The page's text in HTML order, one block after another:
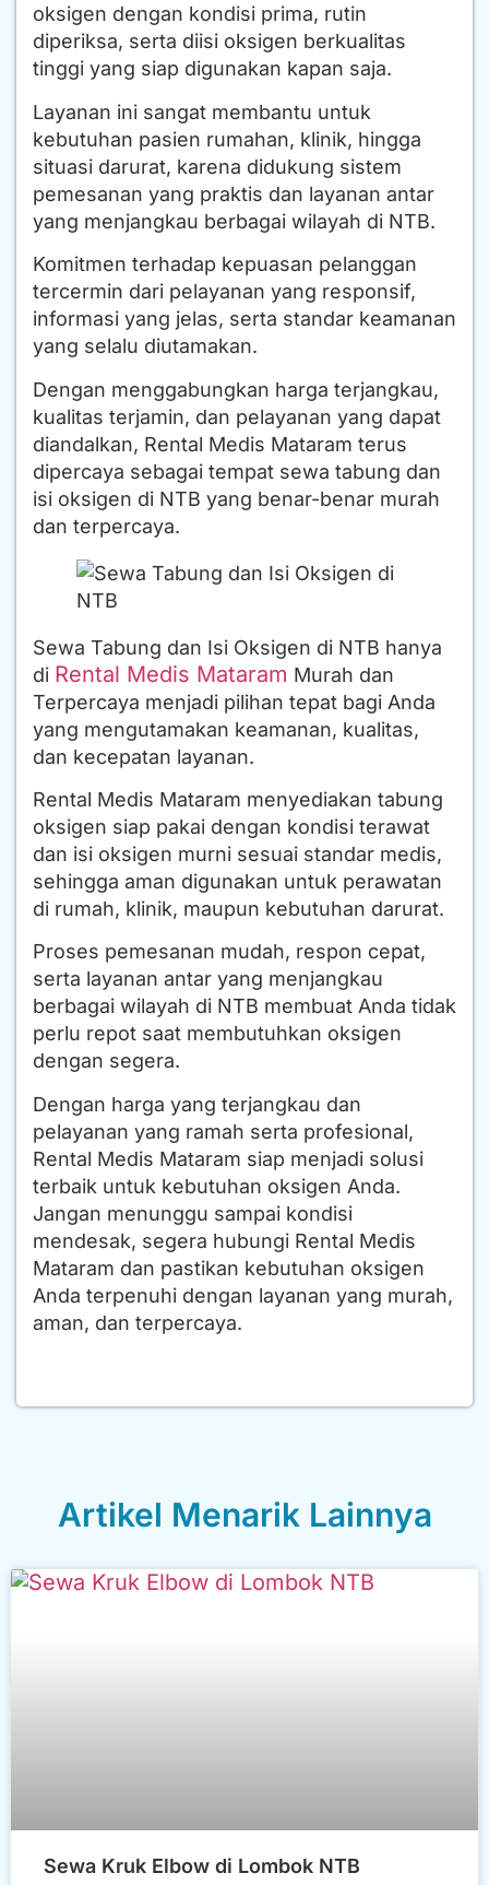
oksigen dengan kondisi prima, rutin
diperiksa, serta diisi oksigen berkualitas
tinggi yang siap digunakan kapan saja.
Layanan ini sangat membantu untuk
kebutuhan pasien rumahan, klinik, hingga
situasi darurat, karena didukung sistem
pemesanan yang praktis dan layanan antar
yang menjangkau berbagai wilayah di NTB.
Komitmen terhadap kepuasan pelanggan
tercermin dari pelayanan yang responsif,
informasi yang jelas, serta standar keamanan
yang selalu diutamakan.
Dengan menggabungkan harga terjangkau,
kualitas terjamin, dan pelayanan yang dapat
diandalkan, Rental Medis Mataram terus
dipercaya sebagai tempat sewa tabung dan
isi oksigen di NTB yang benar-benar murah
dan terpercaya.
Sewa Tabung dan Isi Oksigen di NTB hanya
di Rental Medis Mataram Murah dan
Terpercaya menjadi pilihan tepat bagi Anda
yang mengutamakan keamanan, kualitas,
dan kecepatan layanan.
Rental Medis Mataram menyediakan tabung
oksigen siap pakai dengan kondisi terawat
dan isi oksigen murni sesuai standar medis,
sehingga aman digunakan untuk perawatan
di rumah, klinik, maupun kebutuhan darurat.
Proses pemesanan mudah, respon cepat,
serta layanan antar yang menjangkau
berbagai wilayah di NTB membuat Anda tidak
perlu repot saat membutuhkan oksigen
dengan segera.
Dengan harga yang terjangkau dan
pelayanan yang ramah serta profesional,
Rental Medis Mataram siap menjadi solusi
terbaik untuk kebutuhan oksigen Anda.
Jangan menunggu sampai kondisi
mendesak, segera hubungi Rental Medis
Mataram dan pastikan kebutuhan oksigen
Anda terpenuhi dengan layanan yang murah,
aman, dan terpercaya.
Artikel Menarik Lainnya
Sewa Kruk Elbow di Lombok NTB